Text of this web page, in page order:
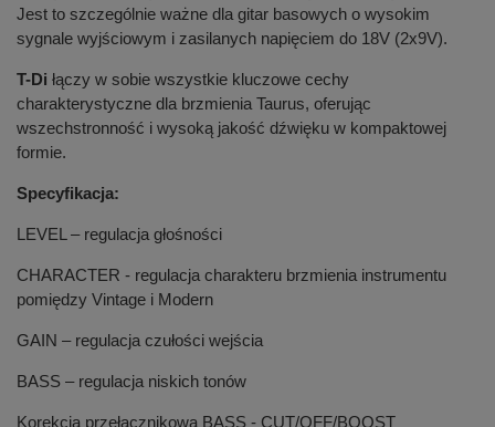
Jest to szczególnie ważne dla gitar basowych o wysokim
sygnale wyjściowym i zasilanych napięciem do 18V (2x9V).
T-Di łączy w sobie wszystkie kluczowe cechy
charakterystyczne dla brzmienia Taurus, oferując
wszechstronność i wysoką jakość dźwięku w kompaktowej
formie.
Specyfikacja:
LEVEL – regulacja głośności
CHARACTER - regulacja charakteru brzmienia instrumentu
pomiędzy Vintage i Modern
GAIN – regulacja czułości wejścia
BASS – regulacja niskich tonów
Korekcja przełącznikowa BASS - CUT/OFF/BOOST